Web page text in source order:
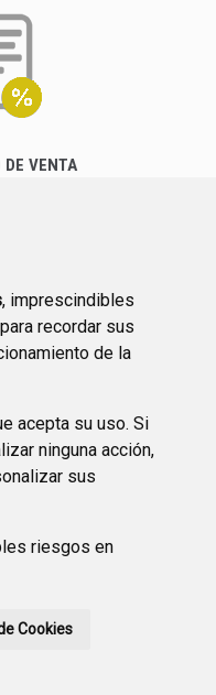
, imprescindibles
para recordar sus
de la
acepta su uso. Si
ninguna acción,
sus
riesgos en
Cookies
DE VENTA
LOCAL